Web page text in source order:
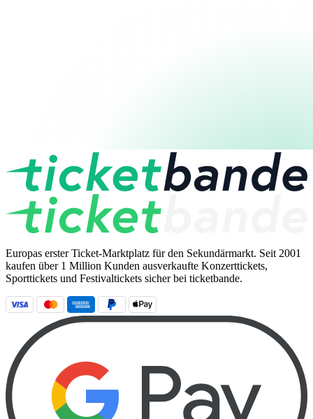
Europas erster Ticket-Marktplatz für den Sekundärmarkt. Seit 2001
kaufen über 1 Million Kunden ausverkaufte Konzerttickets,
Sporttickets und Festivaltickets sicher bei ticketbande.